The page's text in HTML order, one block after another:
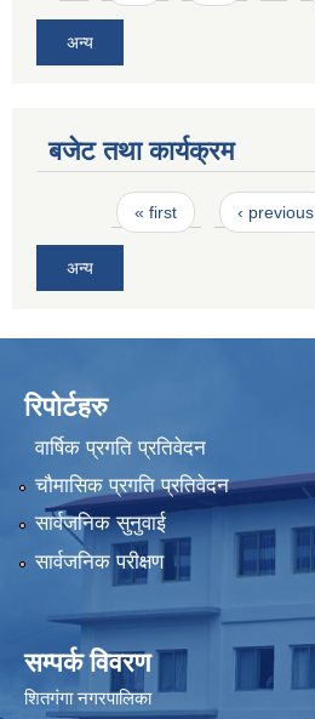
अन्य
बजेट तथा कार्यक्रम
Pages« first ‹ previous
अन्य
रिपोर्टहरु
वार्षिक प्रगति प्रतिवेदन
चौमासिक प्रगति प्रतिवेदन
सार्वजनिक सुनुवाई
सार्वजनिक परीक्षण
सम्पर्क विवरण
शितगंगा नगरपालिका